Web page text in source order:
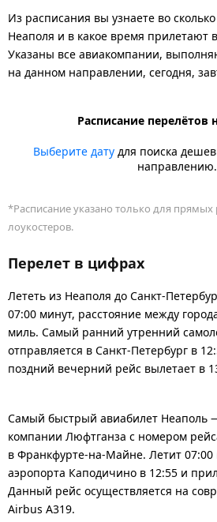
Из расписания вы узнаете во
Неаполя и в какое время прилетают
Указаны все авиакомпании,
на данном направлении, сегодня,
Расписание перелётов
Выберите дату для поиска
направлению.
*Расписание указано только для прямых
лоукостеров.
Перелет в цифрах
Лететь из Неаполя до Санкт-
07:00 минут, расстояние между
миль. Самый ранний утренний
отправляется в Санкт-Петербург в
поздний вечерний рейс вылетает в
Самый быстрый авиабилет Неаполь
компании Люфтганза с номером
в Франкфурте-на-Майне. Летит 07:00
аэропорта Каподичино в 12:55 и
Данный рейс осуществляется на
Airbus A319.